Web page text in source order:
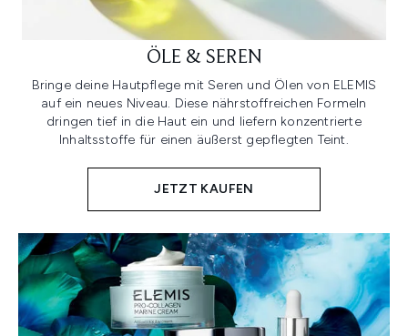
ÖLE & SEREN
Bringe deine Hautpflege mit Seren und Ölen von ELEMIS
auf ein neues Niveau. Diese nährstoffreichen Formeln
dringen tief in die Haut ein und liefern konzentrierte
Inhaltsstoffe für einen äußerst gepflegten Teint.
JETZT KAUFEN